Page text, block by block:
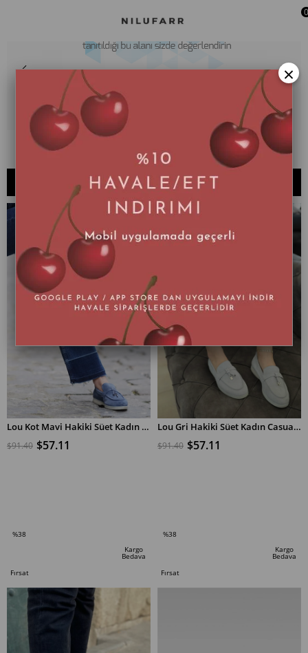
0
009-DELYS
FILTRELEME
SIRALAMA
Lou Kot Mavi Hakiki Süet Kadın Casual Ayakkabı
$57.11
$91.40
%38
Kargo
Bedava
Fırsat
Ürünü
Lou Gri Hakiki Süet Kadın Casual Ayakkabı
$57.11
$91.40
%38
Kargo
Bedava
Fırsat
Ürünü
×